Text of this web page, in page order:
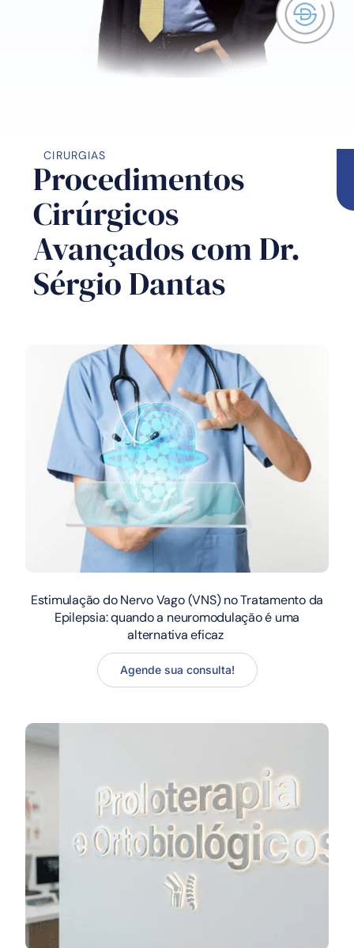
CIRURGIAS
Procedimentos
Cirúrgicos
Avançados com Dr.
Sérgio Dantas
Estimulação do Nervo Vago (VNS) no Tratamento da
Epilepsia: quando a neuromodulação é uma
alternativa eficaz
Agende sua consulta!